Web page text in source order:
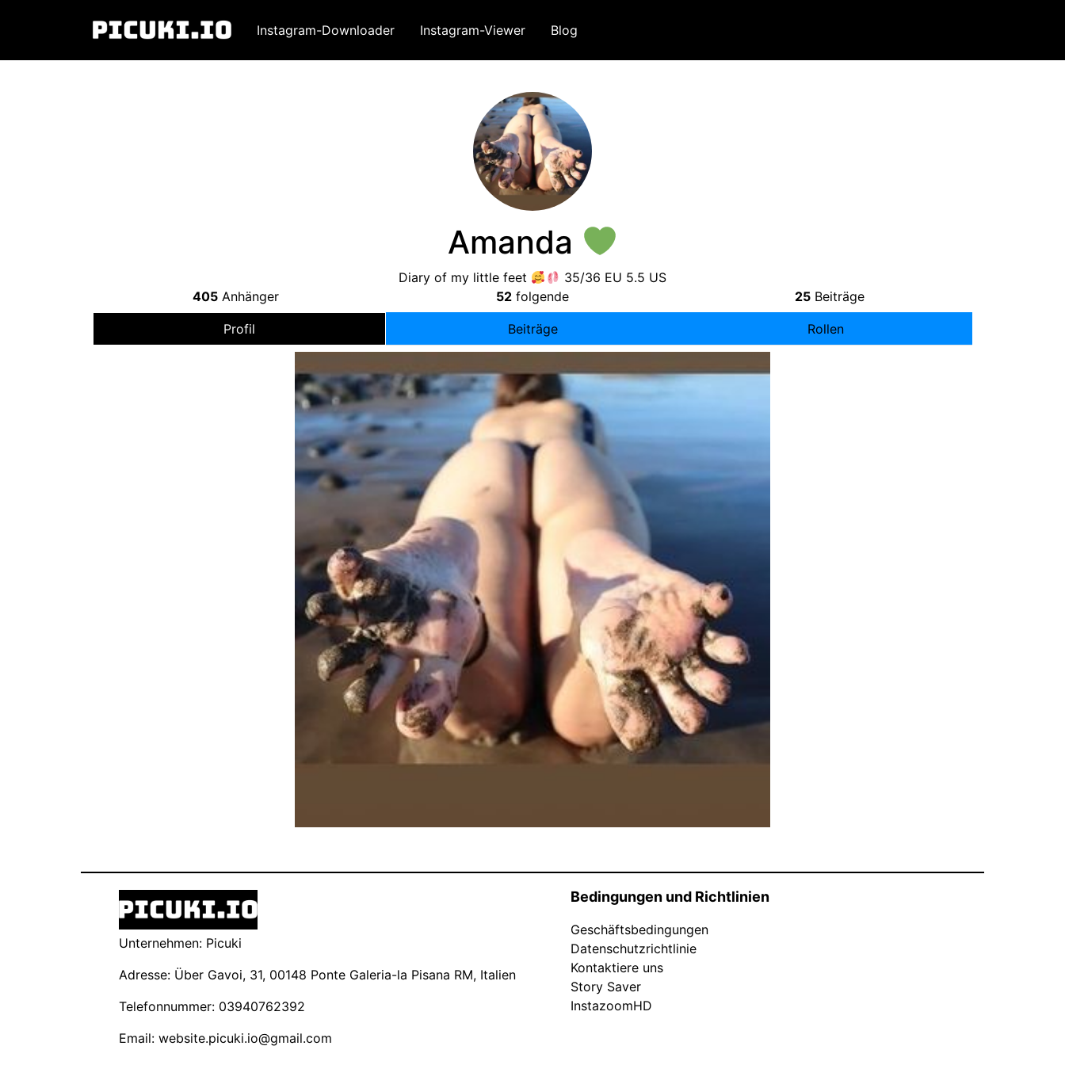
Instagram-Downloader Instagram-Viewer Blog
Amanda
Diary of my little feet 35/36 EU 5.5 US
405Anhänger 52 folgende 25Beiträge
Profil Beiträge Rollen
Unternehmen: Picuki
Adresse: Über Gavoi, 31, 00148 Ponte Galeria-la Pisana RM, Italien
Telefonnummer: 03940762392
Email: website.picuki.io@gmail.com
Bedingungen und Richtlinien
Geschäftsbedingungen
Datenschutzrichtlinie
Kontaktiere uns
Story Saver
InstazoomHD